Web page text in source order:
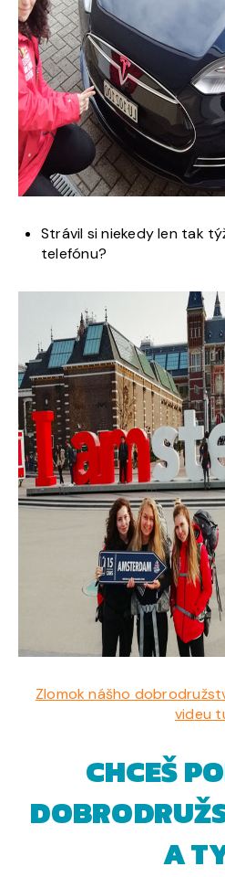
Strávil si niekedy len tak
telefónu?
Zlomok nášho
videu
CHCEŠ
A